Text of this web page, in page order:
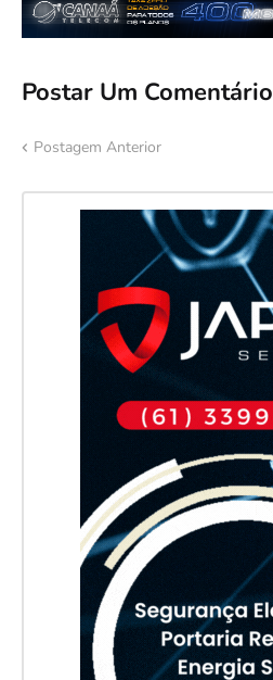
Postar Um Comentário
Postagem Anterior